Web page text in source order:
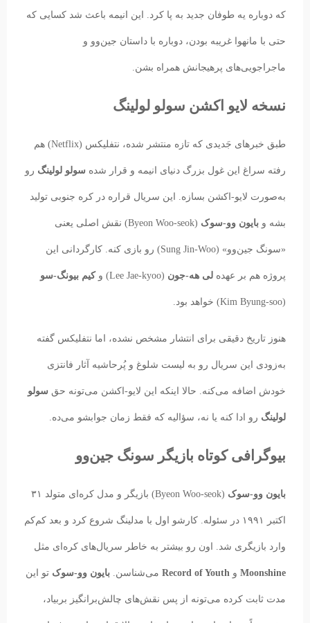
که دوباره یه طوفان جدید به پا کرد. این انیمه باعث شد کسایی که
حتی با مانهوا غریبه بودن، دوباره با داستان جین‌وو و
ماجراجویی‌های پرهیجانش همراه بشن.
نسخه لایو اکشن سولو لولینگ
طبق خبرهای جَدیدی که تازه منتشر شده، نتفلیکس (Netflix) هم
رفته سراغ این غول بزرگ دنیای انیمه و قرار شده سولو لولینگ رو
به‌صورت لایو-اکشن بسازه. این سریال قراره در کره جنوبی تولید
بشه و بایون وو-سوک (Byeon Woo-seok) نقش اصلی یعنی
«سونگ جین‌وو» (Sung Jin-Woo) رو بازی کنه. کارگردانی این
پروژه هم بر عهده لی هه-جون (Lee Jae-kyoo) و کیم بیونگ-سو
(Kim Byung-soo) خواهد بود.
هنوز تاریخ دقیقی برای انتشار مشخص نشده، اما نتفلیکس گفته
به‌زودی این سریال رو به لیست شلوغ و پُرحاشیه آثار فانتزی
خودش اضافه می‌کنه. حالا اینکه این لایو-اکشن می‌تونه حق سولو
لولینگ رو ادا کنه یا نه، سؤالیه که فقط زمان جوابشو می‌ده.
بیوگرافی کوتاه بازیگر سونگ جین‌وو
بایون وو-سوک (Byeon Woo-seok) بازیگر و مدل کره‌ای متولد ۳۱
اکتبر ۱۹۹۱ در سئوله. کارشو اول با مدلینگ شروع کرد و بعد کم‌کم
وارد بازیگری شد. اون رو بیشتر به خاطر سریال‌های کره‌ای مثل
Moonshine و Record of Youth می‌شناسن. بایون وو-سوک تو این
مدت ثابت کرده می‌تونه از پس نقش‌های چالش‌برانگیز بربیاد،